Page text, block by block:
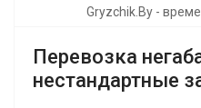
Gryzchik.By -
Перевозка
нестандартные